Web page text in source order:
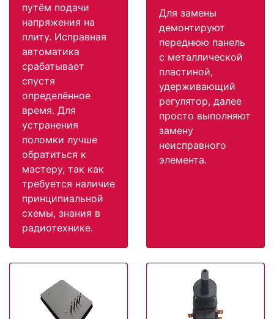
путём подачи
напряжения на
плиту. Исправная
автоматика
срабатывает
спустя
определённое
время. Для
устранения
поломки лучше
обратиться к
мастеру, так как
требуется наличие
принципиальной
схемы, знания в
радиотехнике.
Для замены
демонтируют
переднюю панель
с металлической
пластиной,
удерживающий
регулятор, далее
просто выполняют
замену
неисправного
элемента.